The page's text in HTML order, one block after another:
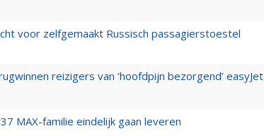
voor zelfgemaakt Russisch passagierstoestel
reizigers van ‘hoofdpijn bezorgend’ easyJet
MAX-familie eindelijk gaan leveren